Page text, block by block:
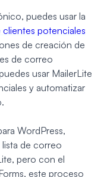
puedes usar la
potenciales
de creación de
de correo
usar MailerLite
y automatizar
WordPress,
de correo
pero con el
este proceso